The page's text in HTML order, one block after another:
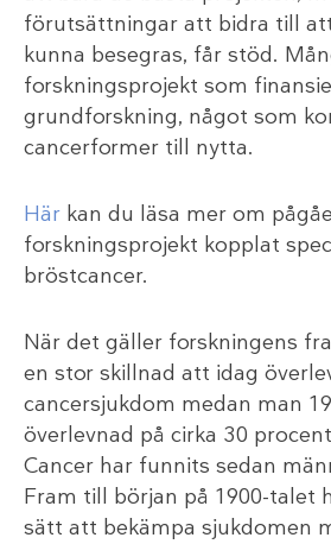
förutsättningar att bidra till
kunna besegras, får stöd.
forskningsprojekt som
grundforskning, något som
cancerformer till nytta.
Här kan du läsa mer om
forskningsprojekt kopplat
bröstcancer.
När det gäller forskningens
en stor skillnad att idag
cancersjukdom medan man
överlevnad på cirka 30
Cancer har funnits sedan
Fram till början på 1900-talet
sätt att bekämpa sjukdomen